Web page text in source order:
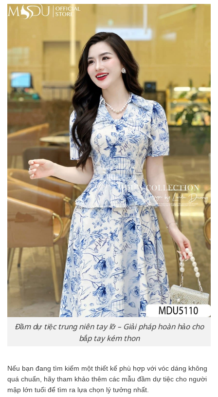
Đầm dự tiệc trung niên tay lỡ – Giải pháp hoàn hảo cho
bắp tay kém thon
Nếu bạn đang tìm kiếm một thiết kế phù hợp với vóc dáng không
quá chuẩn, hãy tham khảo thêm các mẫu đầm dự tiệc cho người
mập lớn tuổi để tìm ra lựa chọn lý tưởng nhất.